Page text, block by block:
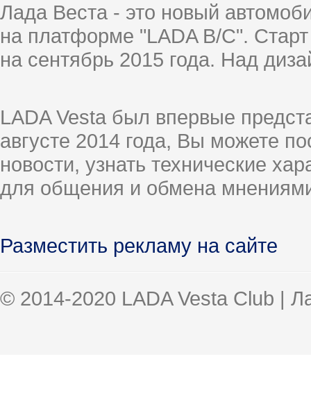
Лада Веста - это новый
на платформе "LADA B/C".
на сентябрь 2015 года. Над
LADA Vesta был впервые
августе 2014 года, Вы можете
новости, узнать технические
для общения и обмена
Разместить рекламу на сайте
© 2014-2020 LADA Vesta Club |